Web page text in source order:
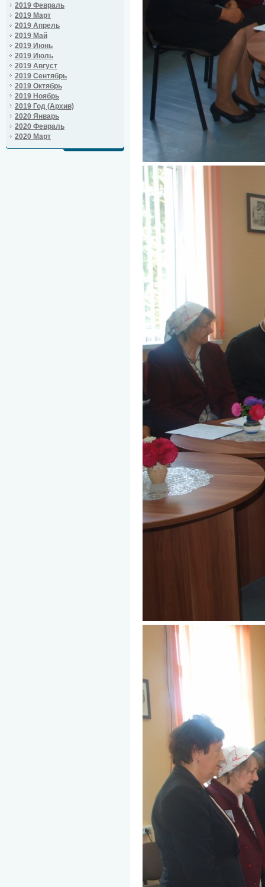
2019 Февраль
2019 Март
2019 Апрель
2019 Май
2019 Июнь
2019 Июль
2019 Август
2019 Сентябрь
2019 Октябрь
2019 Ноябрь
2019 Год (Архив)
2020 Январь
2020 Февраль
2020 Март